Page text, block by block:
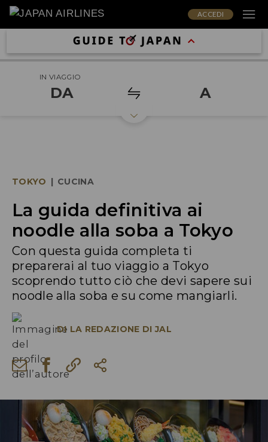
ACCEDI
IN VIAGGIO
DA A
TOKYO | CUCINA
La guida definitiva ai
noodle alla soba a Tokyo
Con questa guida completa ti
preparerai al tuo viaggio a Tokyo
scoprendo tutto ciò che devi sapere sui
noodle alla soba e su come mangiarli.
DI LA REDAZIONE DI JAL